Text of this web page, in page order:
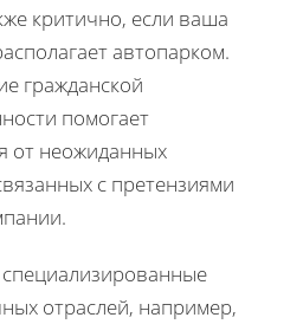
критично, если ваша
автопарком.
гражданской
помогает
от неожиданных
с претензиями
отраслей, например,